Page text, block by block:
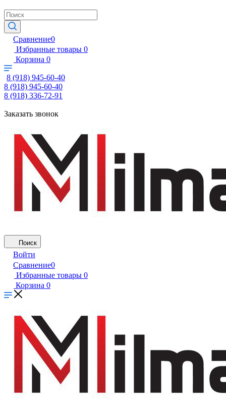
Сравнение0
Избранные товары 0
Корзина 0
8 (918) 945-60-40
8 (918) 945-60-40
8 (918) 336-72-91
Заказать звонок
Поиск
Войти
Сравнение0
Избранные товары 0
Корзина 0